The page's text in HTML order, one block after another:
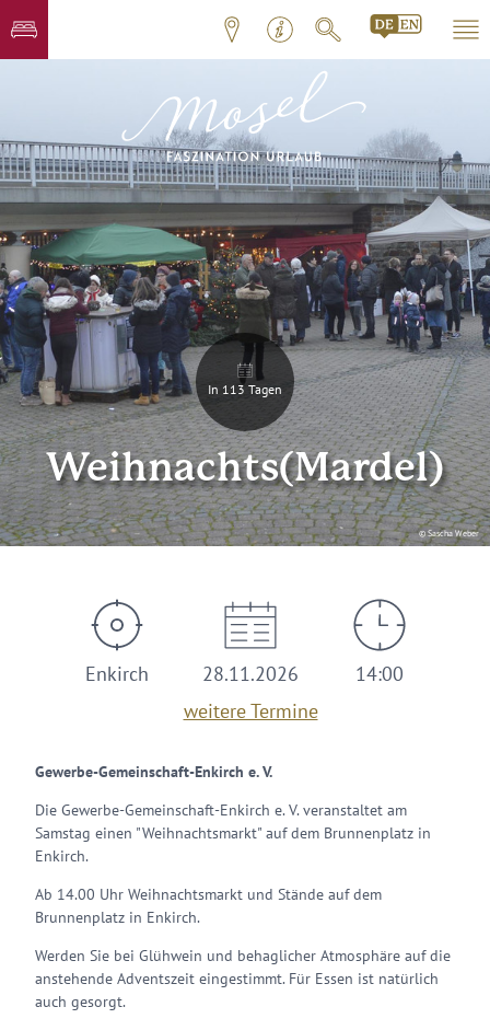
© Sascha Weber
In 113 Tagen
Weihnachts(Mardel)
Enkirch
28.11.2026
weitere Termine
14:00
Gewerbe-Gemeinschaft-Enkirch e. V.
Die Gewerbe-Gemeinschaft-Enkirch e. V. veranstaltet am
Samstag einen "Weihnachtsmarkt" auf dem Brunnenplatz in
Enkirch.
Ab 14.00 Uhr Weihnachtsmarkt und Stände auf dem
Brunnenplatz in Enkirch.
Werden Sie bei Glühwein und behaglicher Atmosphäre auf die
anstehende Adventszeit eingestimmt. Für Essen ist natürlich
auch gesorgt.